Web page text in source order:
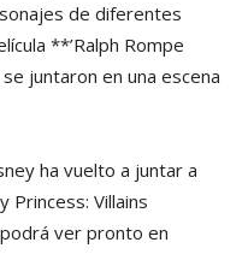
de diferentes
**’Ralph Rompe
juntaron en una escena
ha vuelto a juntar a
Princess: Villains
ver pronto en